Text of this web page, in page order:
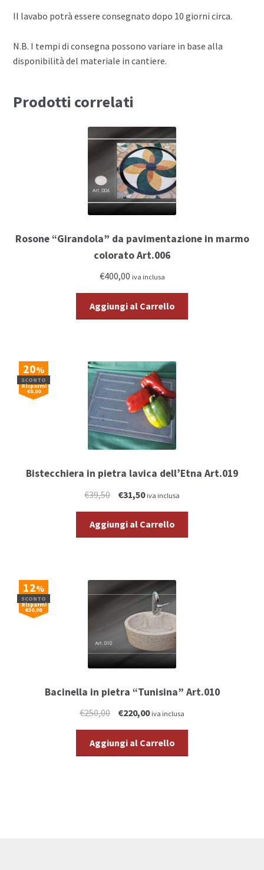
Il lavabo potrà essere consegnato dopo 10 giorni circa.
N.B. I tempi di consegna possono variare in base alla
disponibilità del materiale in cantiere.
Prodotti correlati
Rosone “Girandola” da pavimentazione in marmo
colorato Art.006
€400,00 iva inclusa
Aggiungi al Carrello
Bistecchiera in pietra lavica dell’Etna Art.019
20%
SCONTO
Risparmi
€8,00
€39,50 €31,50 iva inclusa
Aggiungi al Carrello
Bacinella in pietra “Tunisina” Art.010
12%
SCONTO
Risparmi
€30,00
€250,00 €220,00 iva inclusa
Aggiungi al Carrello